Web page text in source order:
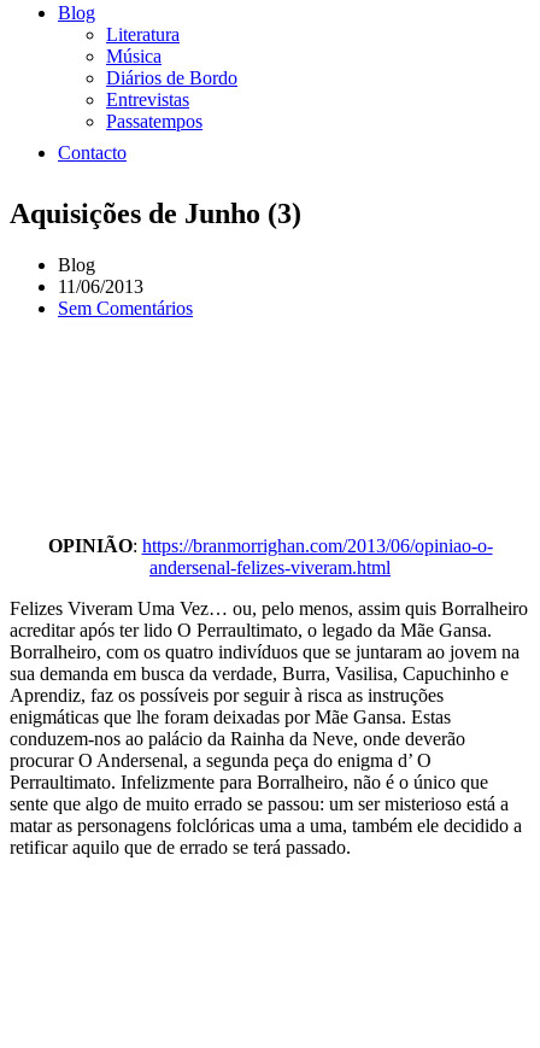
Blog
Literatura
Música
Diários de Bordo
Entrevistas
Passatempos
Contacto
Aquisições de Junho (3)
Blog
11/06/2013
Sem Comentários
OPINIÃO: https://branmorrighan.com/2013/06/opiniao-o-
andersenal-felizes-viveram.html
Felizes Viveram Uma Vez… ou, pelo menos, assim quis Borralheiro
acreditar após ter lido O Perraultimato, o legado da Mãe Gansa.
Borralheiro, com os quatro indivíduos que se juntaram ao jovem na
sua demanda em busca da verdade, Burra, Vasilisa, Capuchinho e
Aprendiz, faz os possíveis por seguir à risca as instruções
enigmáticas que lhe foram deixadas por Mãe Gansa. Estas
conduzem-nos ao palácio da Rainha da Neve, onde deverão
procurar O Andersenal, a segunda peça do enigma d’ O
Perraultimato. Infelizmente para Borralheiro, não é o único que
sente que algo de muito errado se passou: um ser misterioso está a
matar as personagens folclóricas uma a uma, também ele decidido a
retificar aquilo que de errado se terá passado.